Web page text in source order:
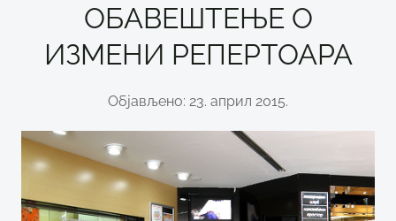
ОБАВЕШТЕЊЕ О
ИЗМЕНИ РЕПЕРТОАРА
Објављено: 23. април 2015.